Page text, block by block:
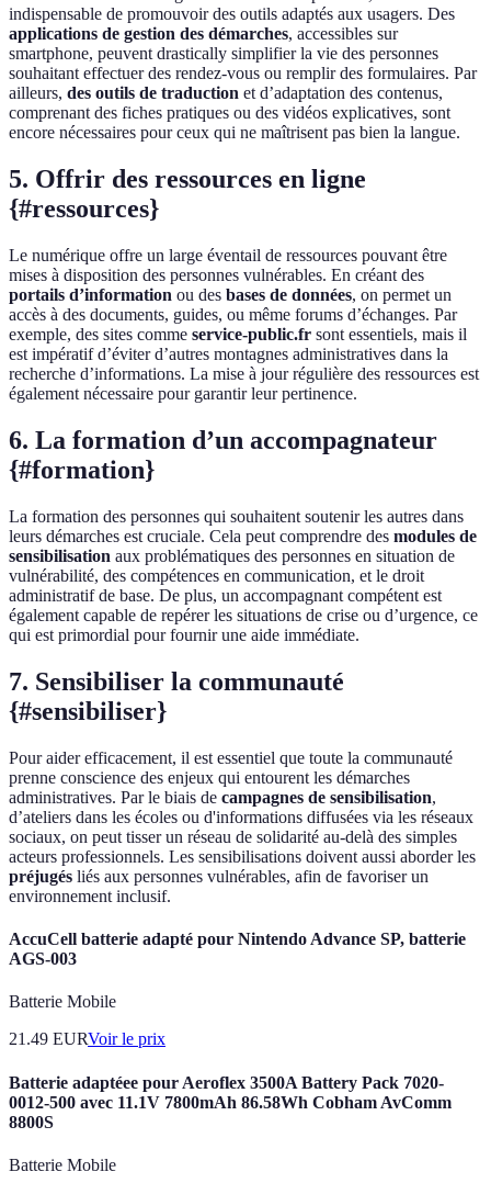
indispensable de promouvoir des outils adaptés aux usagers. Des
applications de gestion des démarches, accessibles sur
smartphone, peuvent drastically simplifier la vie des personnes
souhaitant effectuer des rendez-vous ou remplir des formulaires. Par
ailleurs, des outils de traduction et d’adaptation des contenus,
comprenant des fiches pratiques ou des vidéos explicatives, sont
encore nécessaires pour ceux qui ne maîtrisent pas bien la langue.
5. Offrir des ressources en ligne
{#ressources}
Le numérique offre un large éventail de ressources pouvant être
mises à disposition des personnes vulnérables. En créant des
portails d’information ou des bases de données, on permet un
accès à des documents, guides, ou même forums d’échanges. Par
exemple, des sites comme service-public.fr sont essentiels, mais il
est impératif d’éviter d’autres montagnes administratives dans la
recherche d’informations. La mise à jour régulière des ressources est
également nécessaire pour garantir leur pertinence.
6. La formation d’un accompagnateur
{#formation}
La formation des personnes qui souhaitent soutenir les autres dans
leurs démarches est cruciale. Cela peut comprendre des modules de
sensibilisation aux problématiques des personnes en situation de
vulnérabilité, des compétences en communication, et le droit
administratif de base. De plus, un accompagnant compétent est
également capable de repérer les situations de crise ou d’urgence, ce
qui est primordial pour fournir une aide immédiate.
7. Sensibiliser la communauté
{#sensibiliser}
Pour aider efficacement, il est essentiel que toute la communauté
prenne conscience des enjeux qui entourent les démarches
administratives. Par le biais de campagnes de sensibilisation,
d’ateliers dans les écoles ou d'informations diffusées via les réseaux
sociaux, on peut tisser un réseau de solidarité au-delà des simples
acteurs professionnels. Les sensibilisations doivent aussi aborder les
préjugés liés aux personnes vulnérables, afin de favoriser un
environnement inclusif.
AccuCell batterie adapté pour Nintendo Advance SP, batterie
AGS-003
Batterie Mobile
21.49 EURVoir le prix
Batterie adaptéee pour Aeroflex 3500A Battery Pack 7020-
0012-500 avec 11.1V 7800mAh 86.58Wh Cobham AvComm
8800S
Batterie Mobile